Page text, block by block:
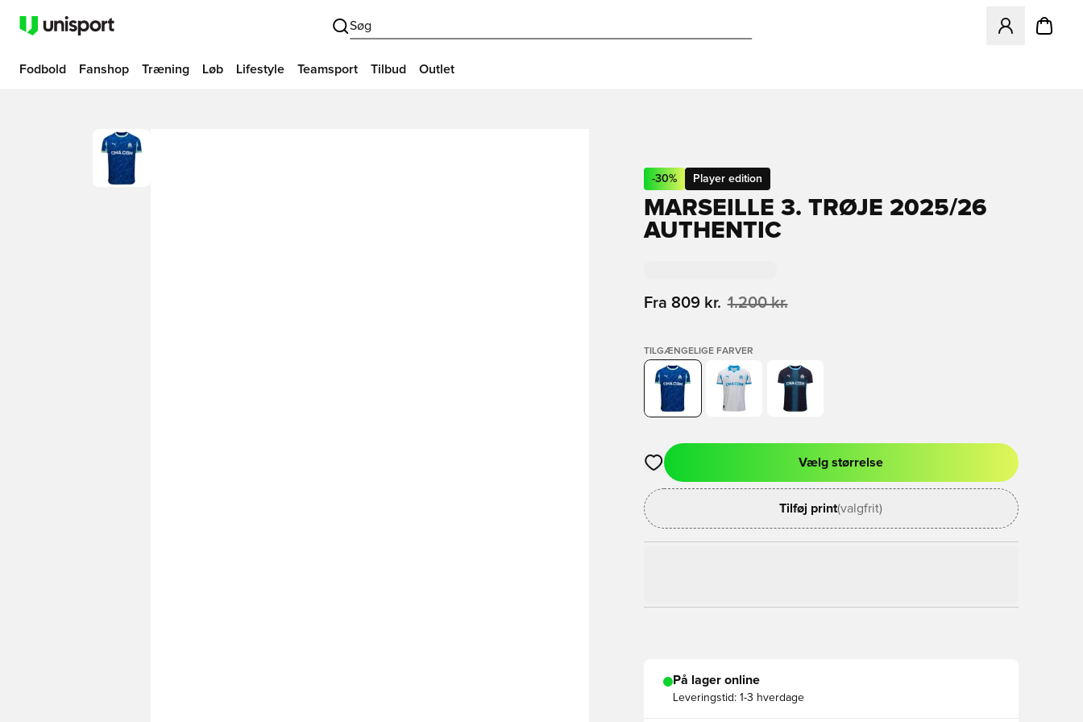
Søg
Åbner en
Fodbold Fanshop Træning Løb Lifestyle Teamsport Tilbud Outlet
-30% Player edition
MARSEILLE 3. TRØJE 2025/26
AUTHENTIC
Fra 809 kr. 1.200 kr.
TILGÆNGELIGE FARVER
Åbner en Modal til at logge ind eller tilmelde dig som medlem
Vælg størrelse
Tilføj print(valgfrit)
På lager online
Leveringstid: 1-3 hverdage